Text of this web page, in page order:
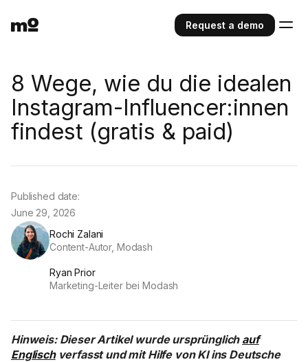
Request a demo
8 Wege, wie du die idealen
Instagram-Influencer:innen
findest (gratis & paid)
Rochi Zalani
Content-Autor, Modash
Ryan Prior
Marketing-Leiter bei Modash
Published date:
June 29, 2026
Hinweis: Dieser Artikel wurde ursprünglich auf
Englischverfasst und mit Hilfe von KI ins Deutsche